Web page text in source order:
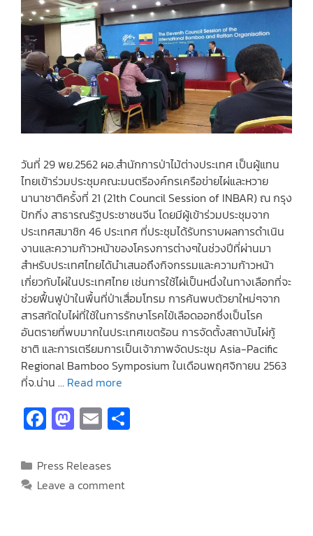
วันที่ 29 พย.2562 ผอ.สำนักการป่าไม้ต่างประเทศ เป็นผู้แทน
ไทยเข้าร่วมประชุมคณะมนตรีองค์กรเครือข่ายไผ่และหวาย
นานาชาติครั้งที่ 21 (21th Council Session of INBAR) ณ กรุง
ปักกิ่ง สาธารณรัฐประชาชนจีน โดยมีผู้เข้าร่วมประชุมจาก
ประเทศสมาชิก 46 ประเทศ ที่ประชุมได้รับทราบผลการดำเนิน
งานและความก้าวหน้าของโครงการต่างๆในช่วงปีที่ผ่านมา
สำหรับประเทศไทยได้นำเสนอถึงกิจกรรมและความก้าวหน้า
เกี่ยวกับไผ่ในประเทศไทย เช่นการใช้ไผ่เป็นหนึ่งในทางเลือกที่จะ
ช่วยฟื้นฟูป่าในพื้นที่ป่าเสื่อมโทรม การค้นพบตัวยาใหม่ๆจาก
สารสกัดใบไผ่ที่ใช้ในการรักษาโรคไข้เลือดออกซึ่งเป็นโรค
อันตรายที่พบมากในประเทศเขตร้อน การจัดตั้งสถาบันไผ่กู้
ชาติ และการเตรียมการเป็นเจ้าภาพจัดประชุม Asia-Pacific
Regional Bamboo Symposium ในเดือนพฤศจิกายน 2563
ที่จ.น่าน … Read more
Fa
ce
b
o
M
as
to
d
E
m
ai
l
Press Releases
Leave a comment